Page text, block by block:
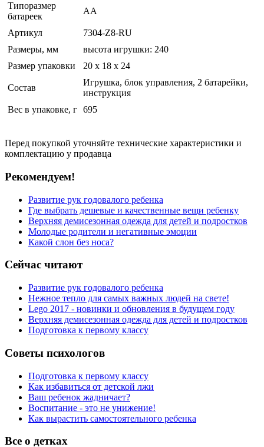
Типоразмер
батареек
AA
Артикул
7304-Z8-RU
Размеры, мм
высота игрушки: 240
Размер упаковки
20 x 18 x 24
Состав
Игрушка, блок управления, 2 батарейки,
инструкция
Вес в упаковке, г 695
Перед покупкой уточняйте технические характеристики и
комплектацию у продавца
Рекомендуем!
Развитие рук годовалого ребенка
Где выбрать дешевые и качественные вещи ребенку
Верхняя демисезонная одежда для детей и подростков
Молодые родители и негативные эмоции
Какой слон без носа?
Сейчас читают
Развитие рук годовалого ребенка
Нежное тепло для самых важных людей на свете!
Lego 2017 - новинки и обновления в будущем году
Верхняя демисезонная одежда для детей и подростков
Подготовка к первому классу
Советы психологов
Подготовка к первому классу
Как избавиться от детской лжи
Ваш ребенок жадничает?
Воспитание - это не унижение!
Как вырастить самостоятельного ребенка
Все о детках